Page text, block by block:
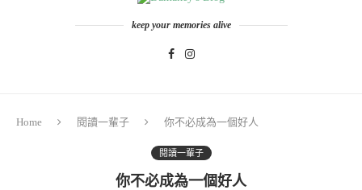
keep your memories alive
Home 閱讀一輩子 你不必成為一個好人
閱讀一輩子
你不必成為一個好人